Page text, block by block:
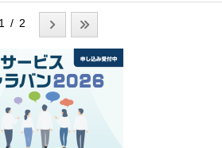
1 / 2